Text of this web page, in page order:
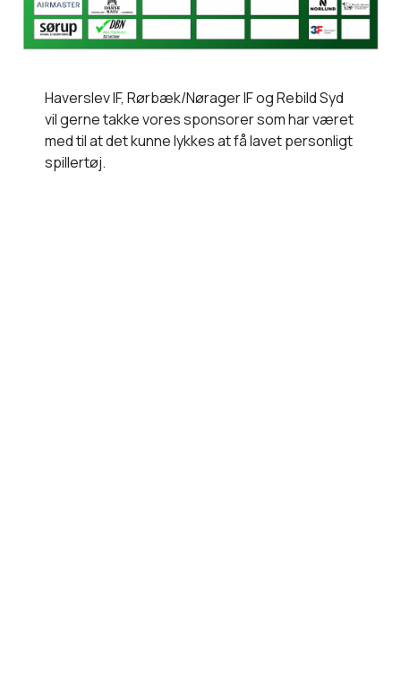
Haverslev IF, Rørbæk/Nørager IF og Rebild Syd
vil gerne takke vores sponsorer som har været
med til at det kunne lykkes at få lavet personligt
spillertøj.